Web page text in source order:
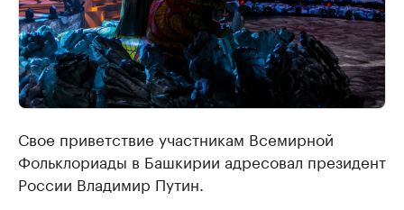
Свое приветствие участникам Всемирной
Фольклориады в Башкирии адресовал президент
России Владимир Путин.